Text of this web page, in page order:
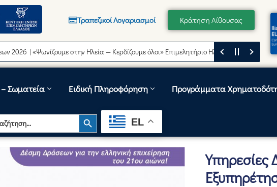
Τραπεζικοί Λογαριασμοί Κράτηση Αίθουσας
στην Ηλεία — Κερδίζουμε όλοι» Επιμελητήριο Ηλείας Μήνυμα του
– Σωματεία Ειδική Πληροφόρηση Προγράμματα
Search Button
EL
Υπηρεσίες